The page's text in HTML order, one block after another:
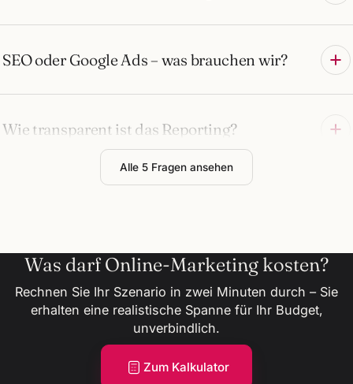
SEO oder Google Ads – was brauchen wir?
Wie transparent ist das Reporting?
Alle 5 Fragen ansehen
Was darf Online-Marketing kosten?
Rechnen Sie Ihr Szenario in zwei Minuten durch – Sie
erhalten eine realistische Spanne für Ihr Budget,
unverbindlich.
Zum Kalkulator